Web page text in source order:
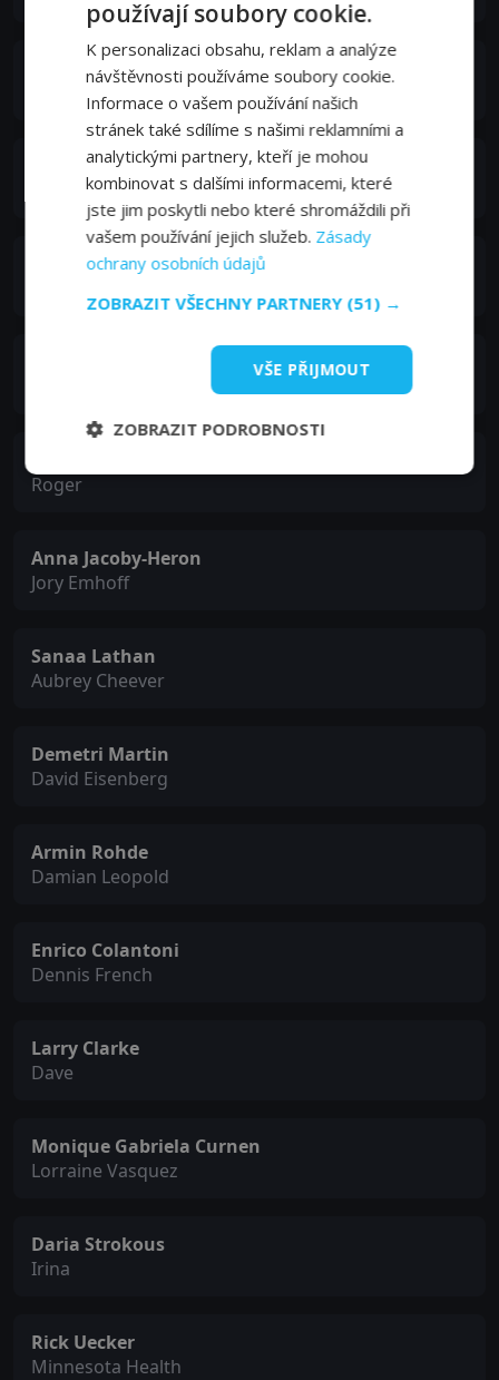
Gwyneth Paltrow
Beth Emhoff
Bryan Cranston
Lyle Haggerty
Elliott Gould
Roger
Anna Jacoby-Heron
Jory Emhoff
Sanaa Lathan
Aubrey Cheever
Demetri Martin
David Eisenberg
Armin Rohde
Damian Leopold
Enrico Colantoni
Dennis French
Larry Clarke
Dave
Monique Gabriela Curnen
Lorraine Vasquez
Daria Strokous
Irina
Rick Uecker
Minnesota Health
používají soubory cookie.
K personalizaci obsahu, reklam a analýze
návštěvnosti používáme soubory cookie.
Informace o vašem používání našich
stránek také sdílíme s našimi reklamními a
analytickými partnery, kteří je mohou
kombinovat s dalšími informacemi, které
jste jim poskytli nebo které shromáždili při
vašem používání jejich služeb. Zásady
ochrany osobních údajů
ZOBRAZIT VŠECHNY PARTNERY (51) →
VŠE PŘIJMOUT
ZOBRAZIT PODROBNOSTI